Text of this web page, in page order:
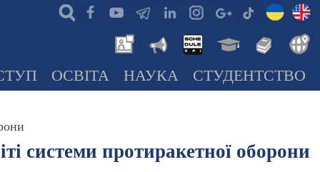
ОСВІТА НАУКА СТУДЕНТСТВО
системи протиракетної оборони